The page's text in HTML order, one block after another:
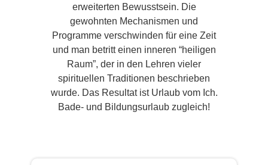
erweiterten Bewusstsein. Die
gewohnten Mechanismen und
Programme verschwinden für eine Zeit
und man betritt einen inneren “heiligen
Raum”, der in den Lehren vieler
spirituellen Traditionen beschrieben
wurde. Das Resultat ist Urlaub vom Ich.
Bade- und Bildungsurlaub zugleich!